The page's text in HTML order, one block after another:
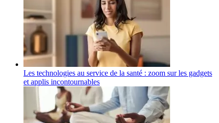
Les technologies au service de la santé : zoom sur les gadgets
et applis incontournables